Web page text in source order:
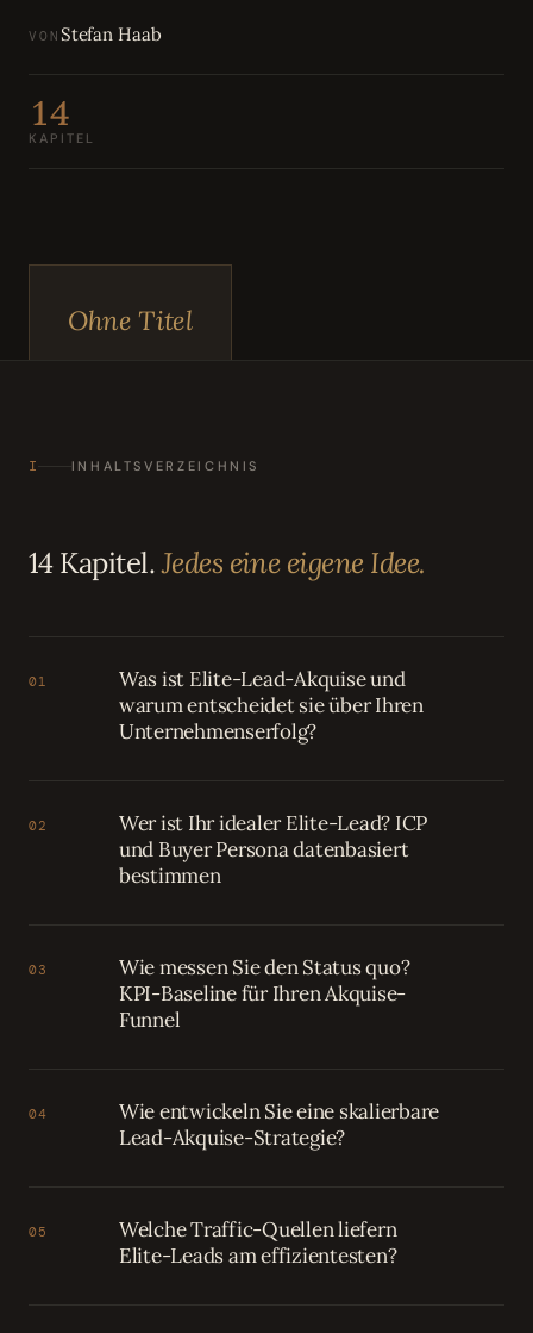
Karriere
VON Stefan Haab
14
KAPITEL
Ohne Titel
I INHALTSVERZEICHNIS
14 Kapitel.Jedes eine eigene Idee.
01
Was ist Elite-Lead-Akquise und
warum entscheidet sie über Ihren
Unternehmenserfolg?
02
Wer ist Ihr idealer Elite-Lead? ICP
und Buyer Persona datenbasiert
bestimmen
03
Wie messen Sie den Status quo?
KPI-Baseline für Ihren Akquise-
Funnel
04
Wie entwickeln Sie eine skalierbare
Lead-Akquise-Strategie?
05
Welche Traffic-Quellen liefern
Elite-Leads am effizientesten?